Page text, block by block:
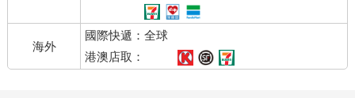
海外
國際快遞：全球
港澳店取：